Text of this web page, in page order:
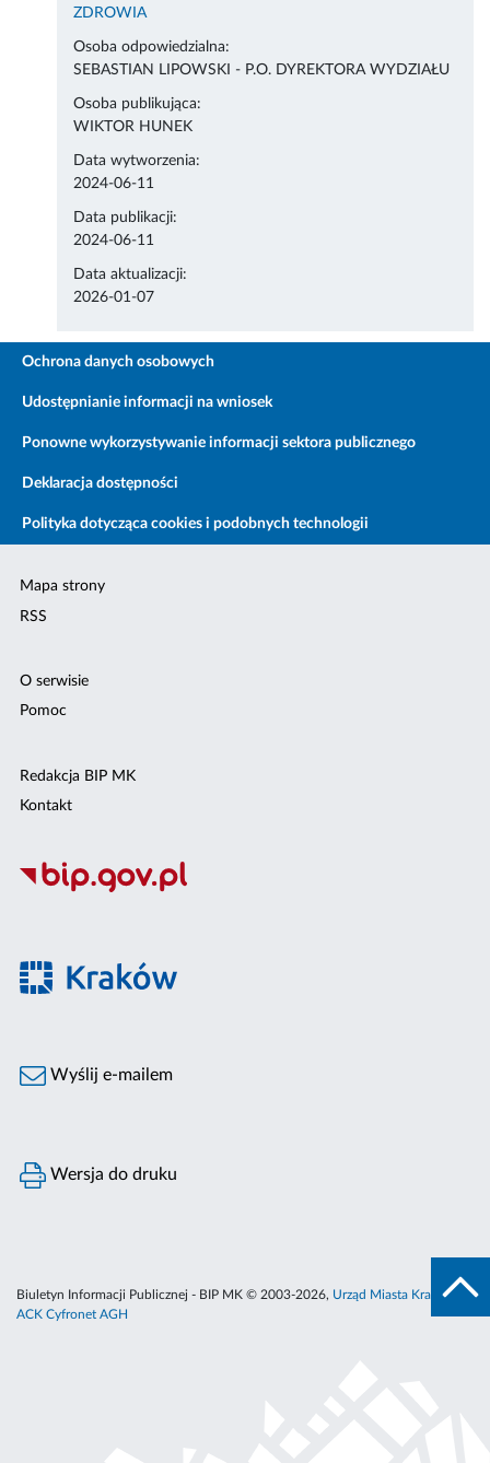
ZDROWIA
Osoba odpowiedzialna:
SEBASTIAN LIPOWSKI - P.O. DYREKTORA WYDZIAŁU
Osoba publikująca:
WIKTOR HUNEK
Data wytworzenia:
2024-06-11
Data publikacji:
2024-06-11
Data aktualizacji:
2026-01-07
Ochrona danych osobowych
Udostępnianie informacji na wniosek
Ponowne wykorzystywanie informacji sektora publicznego
Deklaracja dostępności
Polityka dotycząca cookies i podobnych technologii
Mapa strony
RSS
O serwisie
Pomoc
Redakcja BIP MK
Kontakt
Wyślij e-mailem
Wersja do druku
Biuletyn Informacji Publicznej - BIP MK © 2003-2026, Urząd Miasta Krakowa
ACK Cyfronet AGH